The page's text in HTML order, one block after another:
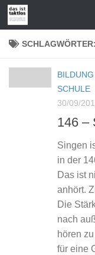
Zum Inhalt
SCHLAGWÖRTER:
BILDUNG
SCHULE
30/09/
146 –
Singen
in der
Das ist
anhört.
Die
nach
hören
für eine